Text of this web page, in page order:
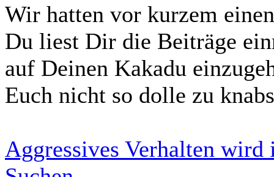
Wir hatten vor kurzem
Du liest Dir die Beiträge
auf Deinen Kakadu
Euch nicht so dolle zu
Aggressives Verhalten